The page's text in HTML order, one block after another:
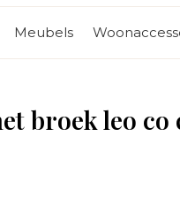
Meubels
broek leo co